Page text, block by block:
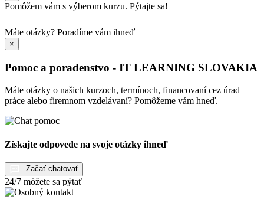
Pomôžem vám s výberom kurzu. Pýtajte sa!
Máte otázky? Poradíme vám ihneď
×
Pomoc a poradenstvo - IT LEARNING SLOVAKIA
Máte otázky o našich kurzoch, termínoch, financovaní cez úrad
práce alebo firemnom vzdelávaní? Pomôžeme vám hneď.
Získajte odpovede na svoje otázky ihneď
Začať chatovať
24/7 môžete sa pýtať